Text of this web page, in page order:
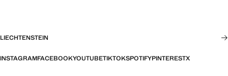
LIECHTENSTEIN
INSTAGRAMFACEBOOKYOUTUBETIKTOKSPOTIFYPINTERESTX